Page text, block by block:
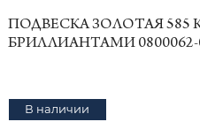
ПОДВЕСКА ЗОЛОТАЯ 585
БРИЛЛИАНТАМИ 0800062-
В наличии